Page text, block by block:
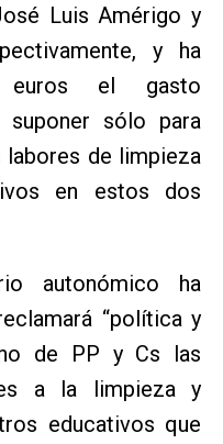
Luis Amérigo y
y ha
euros el gasto
sólo para
de limpieza
en estos dos
autonómico ha
“política y
de PP y Cs las
a la limpieza y
educativos que